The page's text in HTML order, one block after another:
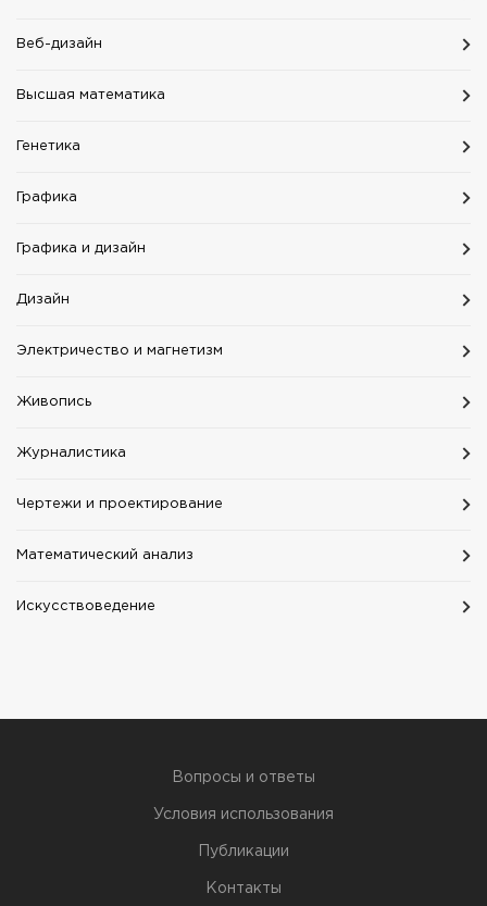
Веб-дизайн
Высшая математика
Генетика
Графика
Графика и дизайн
Дизайн
Электричество и магнетизм
Живопись
Журналистика
Чертежи и проектирование
Математический анализ
Искусствоведение
Вопросы и ответы
Условия использования
Публикации
Контакты